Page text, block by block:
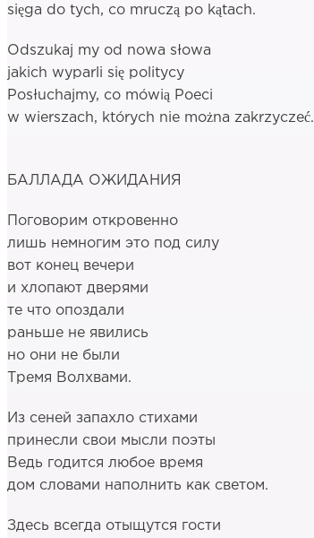
sięga do tych, co mruczą po kątach.
Odszukaj my od nowa słowa
jakich wyparli się politycy
Posłuchajmy, co mówią Poeci
w wierszach, których nie można zakrzyczeć.
БАЛЛАДА ОЖИДАНИЯ
Поговорим откровенно
лишь немногим это под силу
вот конец вечери
и хлопают дверями
те что опоздали
раньше не явились
но они не были
Тремя Волхвами.
Из сеней запахло стихами
принесли свои мысли поэты
Ведь годится любое время
дом словами наполнить как светом.
Здесь всегда отыщутся гости